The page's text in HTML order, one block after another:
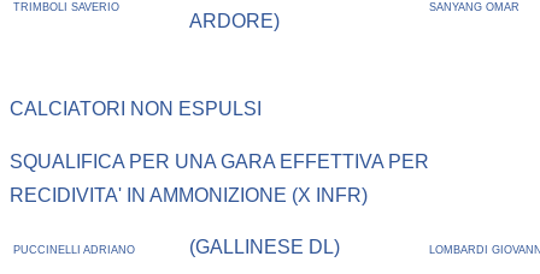
TRIMBOLI SAVERIO
ARDORE)
SANYANG OMAR
CALCIATORI NON ESPULSI
SQUALIFICA PER UNA GARA EFFETTIVA PER
RECIDIVITA' IN AMMONIZIONE (X INFR)
PUCCINELLI ADRIANO (GALLINESE DL) LOMBARDI